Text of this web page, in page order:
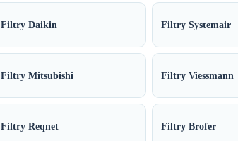
Filtry Daikin Filtry Systemair
Filtry Mitsubishi Filtry Viessmann
Filtry Reqnet Filtry Brofer